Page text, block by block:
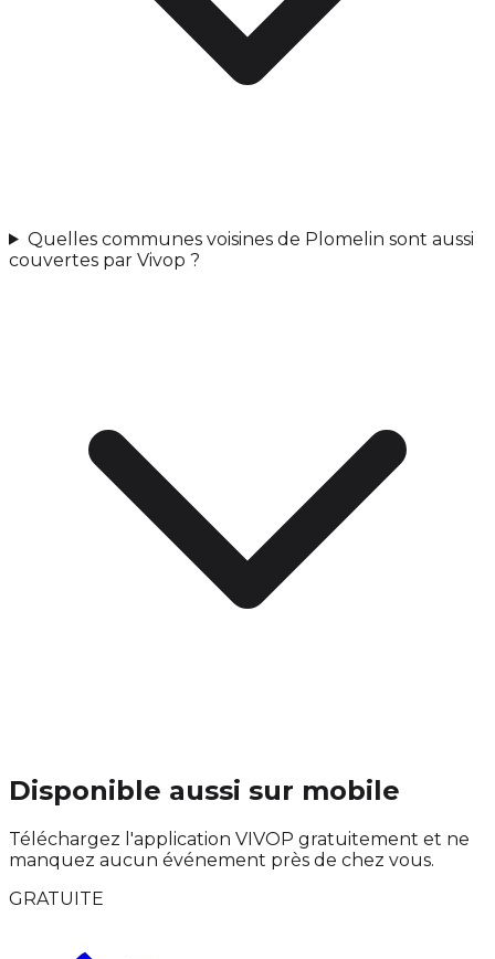
Quelles communes voisines de Plomelin sont aussi
couvertes par Vivop ?
Disponible aussi sur mobile
Téléchargez l'application VIVOP gratuitement et ne
manquez aucun événement près de chez vous.
GRATUITE